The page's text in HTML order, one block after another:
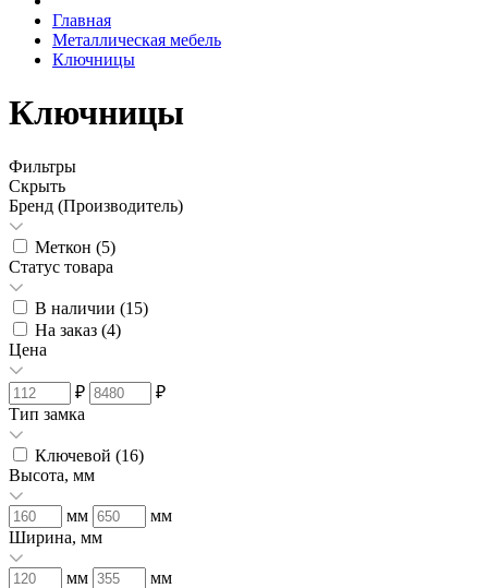
Главная
Металлическая мебель
Ключницы
Ключницы
Фильтры
Скрыть
Бренд (Производитель)
Меткон (5)
Статус товара
В наличии (15)
На заказ (4)
Цена
₽
₽
Тип замка
Ключевой (16)
Высота, мм
мм
мм
Ширина, мм
мм
мм